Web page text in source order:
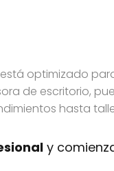
optimizado
de escritorio,
hasta
y